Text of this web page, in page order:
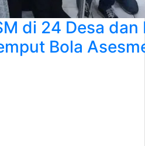
di 24 Desa
Bola